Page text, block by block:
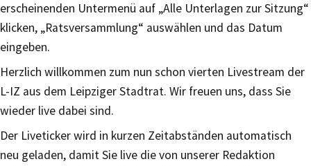
erscheinenden Untermenü auf „Alle Unterlagen zur Sitzung“
klicken, „Ratsversammlung“ auswählen und das Datum
eingeben.
Herzlich willkommen zum nun schon vierten Livestream der
L-IZ aus dem Leipziger Stadtrat. Wir freuen uns, dass Sie
wieder live dabei sind.
Der Liveticker wird in kurzen Zeitabständen automatisch
neu geladen, damit Sie live die von unserer Redaktion